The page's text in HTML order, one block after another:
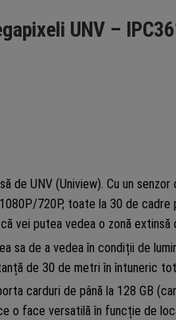
UNV –
de UNV (Uniview). Cu un
720P, toate la 30 de cadre
vei putea vedea o zonă
de a vedea în condiții de
de 30 de metri în întuneric
carduri de până la 128 GB
o face versatilă în funcție de